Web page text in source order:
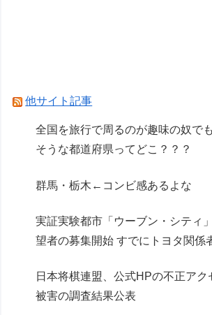
Powered by livedoor 相互RSS
他サイト記事
全国を旅行で周るのが趣味の奴で
そうな都道府県ってどこ？？？
群馬・栃木←コンビ感あるよな
実証実験都市「ウーブン・シティ
望者の募集開始 すでにトヨタ関係
日本将棋連盟、公式HPの不正アク
被害の調査結果公表